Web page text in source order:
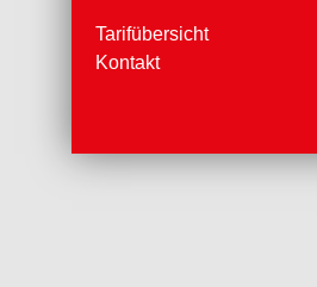
Tarifübersicht
Kontakt